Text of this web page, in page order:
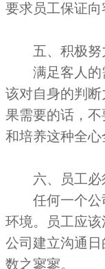
要求员工保证
五、积极努
满足客人的需
该对自身的判
果需要的话，
和培养这种全
六、员工必须
任何一个公司
环境。员工应
公司建立沟通
数之寥寥。